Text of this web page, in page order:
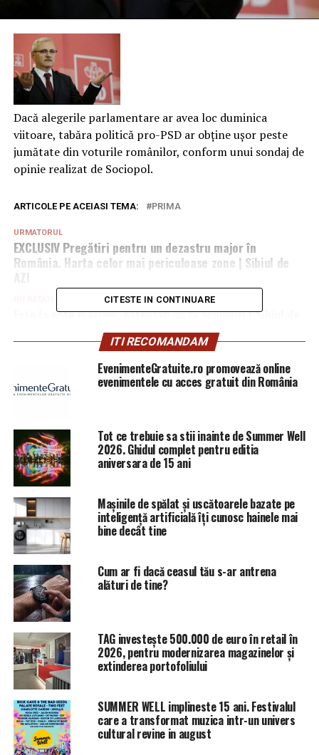
Dacă alegerile parlamentare ar avea loc duminica
viitoare, tabăra politică pro-PSD ar obține ușor peste
jumătate din voturile românilor, conform unui sondaj de
opinie realizat de Sociopol.
ARTICOLE PE ACEIASI TEMA: PRIMA
URMATORUL
EXCLUSIV Pregătiri pentru un dezastru major în
România. Harta celor mai periculoase zone | Sibiul de
Este la cote maxime. Așteptați-vă la scumpiri | Sibiul de
CITESTE IN CONTINUARE
ITI RECOMANDAM
EvenimenteGratuite.ro promovează online
evenimentele cu acces gratuit din România
Tot ce trebuie sa stii inainte de Summer Well
2026. Ghidul complet pentru editia
aniversara de 15 ani
Mașinile de spălat și uscătoarele bazate pe
inteligență artificială îți cunosc hainele mai
bine decât tine
Cum ar fi dacă ceasul tău s-ar antrena
alături de tine?
TAG investește 500.000 de euro în retail în
2026, pentru modernizarea magazinelor și
extinderea portofoliului
SUMMER WELL implineste 15 ani. Festivalul
care a transformat muzica intr-un univers
cultural revine in august